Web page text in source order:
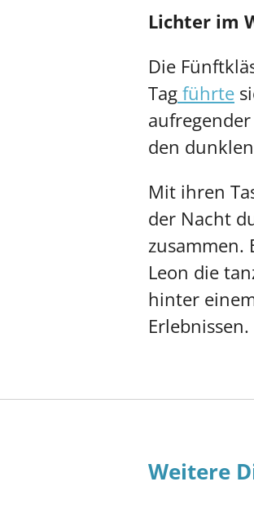
Lichter im
Die
Tag führte
den
Mit ihren
der Nacht
zusammen.
Leon die
hinter
Erlebnissen.
Weitere